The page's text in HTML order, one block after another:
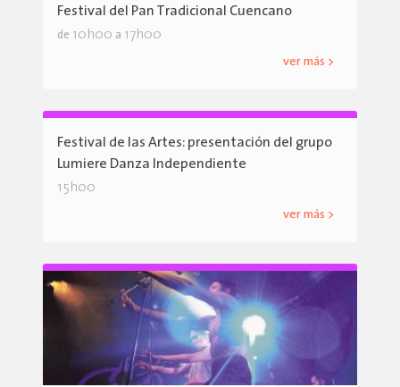
Festival del Pan Tradicional Cuencano
de 10h00 a 17h00
ver más >
Festival de las Artes: presentación del grupo
Lumiere Danza Independiente
15h00
ver más >